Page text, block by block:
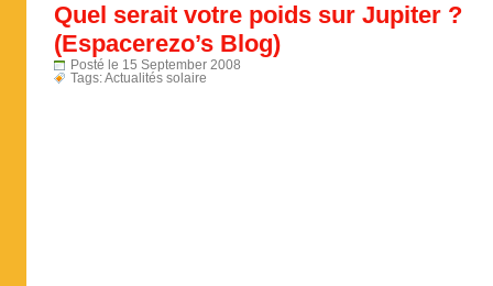
Quel serait votre poids sur Jupiter ?
(Espacerezo’s Blog)
Posté le 15 September 2008
Tags:Actualités solaire